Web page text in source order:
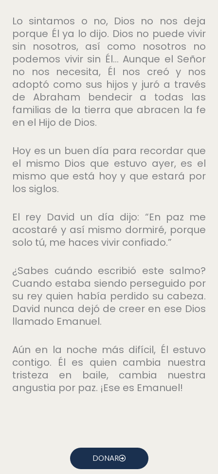
Lo sintamos o no, Dios no nos deja
porque Él ya lo dijo. Dios no puede vivir
sin nosotros, así como nosotros no
podemos vivir sin Él… Aunque el Señor
no nos necesita, Él nos creó y nos
adoptó como sus hijos y juró a través
de Abraham bendecir a todas las
familias de la tierra que abracen la fe
en el Hijo de Dios.
Hoy es un buen día para recordar que
el mismo Dios que estuvo ayer, es el
mismo que está hoy y que estará por
los siglos.
El rey David un día dijo: “En paz me
acostaré y así mismo dormiré, porque
solo tú, me haces vivir confiado.”
¿Sabes cuándo escribió este salmo?
Cuando estaba siendo perseguido por
su rey quien había perdido su cabeza.
David nunca dejó de creer en ese Dios
llamado Emanuel.
Aún en la noche más difícil, Él estuvo
contigo. Él es quien cambia nuestra
tristeza en baile, cambia nuestra
angustia por paz. ¡Ese es Emanuel!
DONAR